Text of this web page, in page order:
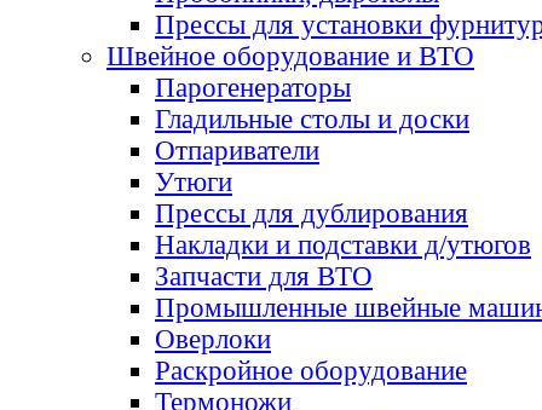
Прессы для установки
Швейное оборудование и ВТО
Парогенераторы
Гладильные столы и доски
Отпариватели
Утюги
Прессы для дублирования
Накладки и подставки д/утюгов
Запчасти для ВТО
Промышленные швейные
Оверлоки
Раскройное оборудование
Термоножи